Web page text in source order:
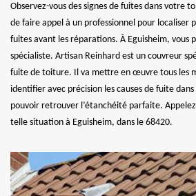
Observez-vous des signes de fuites dans votre
de faire appel à un professionnel pour localiser
fuites avant les réparations. À Eguisheim, vous
spécialiste. Artisan Reinhard est un couvreur
fuite de toiture. Il va mettre en œuvre tous les
identifier avec précision les causes de fuite
pouvoir retrouver l’étanchéité parfaite.
telle situation à Eguisheim, dans le 68420.